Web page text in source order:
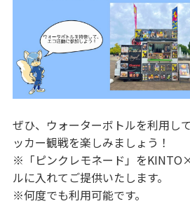
ぜひ、ウォーターボトルを利用し
ッカー観戦を楽しみましょう！
※「ピンクレモネード」を
ルに入れてご提供いたします。
※何度でも利用可能です。